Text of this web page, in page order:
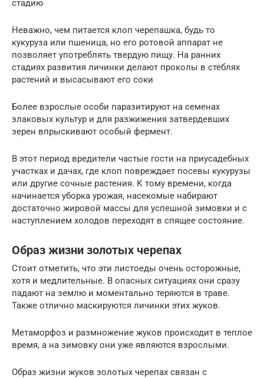
стадию
Неважно, чем питается клоп черепашка, будь то
кукуруза или пшеница, но его ротовой аппарат не
позволяет употреблять твердую пищу. На ранних
стадиях развития личинки делают проколы в стеблях
растений и высасывают его соки
Более взрослые особи паразитируют на семенах
злаковых культур и для разжижения затвердевших
зерен впрыскивают особый фермент.
В этот период вредители частые гости на приусадебных
участках и дачах, где клоп повреждает посевы кукурузы
или другие сочные растения. К тому времени, когда
начинается уборка урожая, насекомые набирают
достаточно жировой массы для успешной зимовки и с
наступлением холодов переходят в спящее состояние.
Образ жизни золотых черепах
Стоит отметить, что эти листоеды очень осторожные,
хотя и медлительные. В опасных ситуациях они сразу
падают на землю и моментально теряются в траве.
Также отлично маскируются личинки этих жуков.
Метаморфоз и размножение жуков происходит в теплое
время, а на зимовку они уже являются взрослыми.
Образ жизни жуков золотых черепах связан с